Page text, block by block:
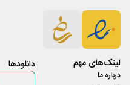
لینک‌های مهم
درباره ما
دانلود‌ها